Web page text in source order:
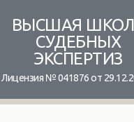
content
ВЫСШАЯ
СУДЕБНЫХ
ЭКСПЕРТИЗ
Лицензия № 041876 от